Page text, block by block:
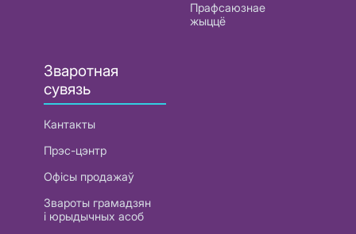
Прафсаюзнае
жыццё
Зваротная
сувязь
Кантакты
Прэс-цэнтр
Офісы продажаў
Звароты грамадзян
і юрыдычных асоб